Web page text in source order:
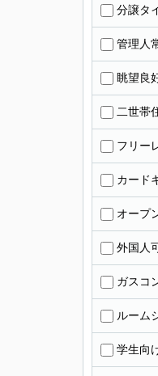
分譲タ
管理人
眺望良
二世帯
フリー
カード
オープ
外国人
ガスコ
ルーム
学生向